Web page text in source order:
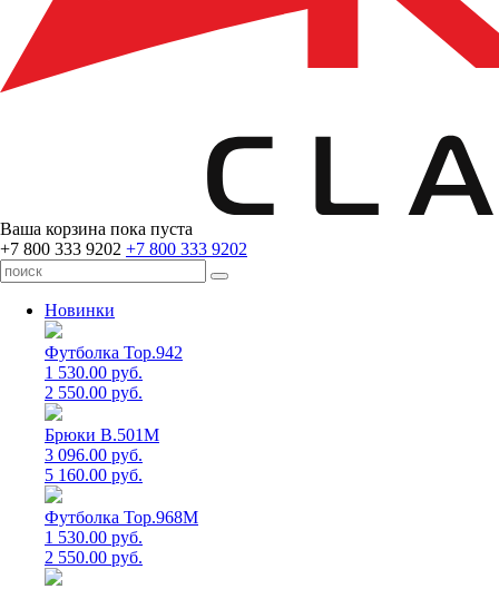
Ваша корзина пока пуста
+7 800 333 9202 +7 800 333 9202
Новинки
Футболка Top.942
1 530.00 руб.
2 550.00 руб.
Брюки B.501M
3 096.00 руб.
5 160.00 руб.
Футболка Top.968M
1 530.00 руб.
2 550.00 руб.